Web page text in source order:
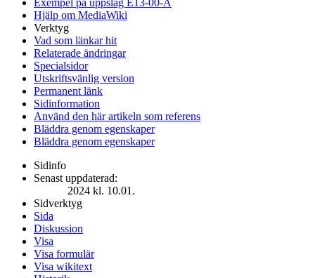
Exempel på uppslag E13-00-A
Hjälp om MediaWiki
Verktyg
Vad som länkar hit
Relaterade ändringar
Specialsidor
Utskriftsvänlig version
Permanent länk
Sidinformation
Använd den här artikeln som referens
Bläddra genom egenskaper
Bläddra genom egenskaper
Sidinfo
Senast uppdaterad:
2024 kl. 10.01.
Sidverktyg
Sida
Diskussion
Visa
Visa formulär
Visa wikitext